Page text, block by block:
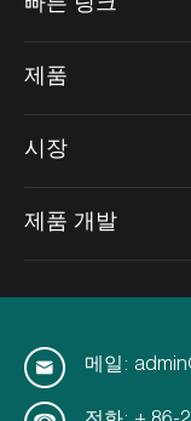
빠른 링크
제품
시장
제품 개발
메일: